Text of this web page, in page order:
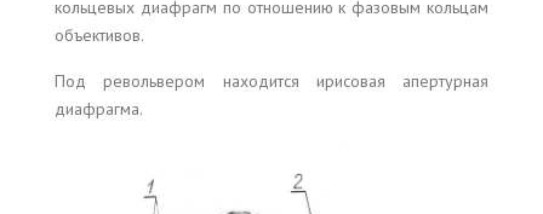
кольцевых диафрагм по отношению к фазовым кольцам
объективов.
Под револьвером находится ирисовая апертурная
диафрагма.